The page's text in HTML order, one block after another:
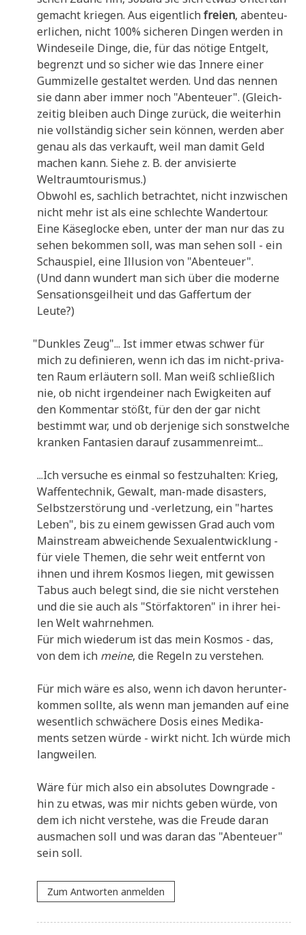
gemacht krie­gen. Aus eigent­lichfrei­en, aben­teu­
er­li­chen, nicht 100% siche­ren Din­gen wer­den in
Win­des­ei­le Din­ge, die, für das nöti­ge Ent­gelt,
begrenzt und so sicher wie das Inne­re einer
Gum­mi­zel­le gestal­tet wer­den. Und das nen­nen
sie dann aber immer noch "Aben­teu­er". (Gleich­
zei­tig blei­ben auch Din­ge zurück, die wei­ter­hin
nie voll­stän­dig sicher sein kön­nen, wer­den aber
genau als das ver­kauft, weil man damit Geld
machen kann. Sie­he z. B. der anvi­sier­te
Weltraumtourismus.)
Obwohl es, sach­lich betrach­tet, nicht inzwi­schen
nicht mehr ist als eine schlech­te Wan­der­tour.
Eine Käse­glocke eben, unter der man nur das zu
sehen bekom­men soll, was man sehen soll - ein
Schau­spiel, eine Illu­si­on von "Aben­teu­er".
(Und dann wun­dert man sich über die moder­ne
Sen­sa­ti­ons­geil­heit und das Gaf­fer­tum der
Leute?)
"Dunk­les Zeug"... Ist immer etwas schwer für
mich zu defi­nie­ren, wenn ich das im nicht-pri­va­
ten Raum erläu­tern soll. Man weiß schließ­lich
nie, ob nicht irgend­ei­ner nach Ewig­kei­ten auf
den Kom­men­tar stößt, für den der gar nicht
bestimmt war, und ob der­je­ni­ge sich sonst­wel­che
kran­ken Fan­ta­sien dar­auf zusammenreimt...
...Ich ver­su­che es ein­mal so fest­zu­hal­ten: Krieg,
Waf­fen­tech­nik, Gewalt, man-made dis­asters,
Selbst­zer­stö­rung und -ver­let­zung, ein "har­tes
Leben", bis zu einem gewis­sen Grad auch vom
Main­stream abwei­chen­de Sexu­al­ent­wick­lung -
für vie­le The­men, die sehr weit ent­fernt von
ihnen und ihrem Kos­mos lie­gen, mit gewis­sen
Tabus auch belegt sind, die sie nicht ver­ste­hen
und die sie auch als "Stör­fak­to­ren" in ihrer hei­
len Welt wahrnehmen.
Für mich wie­der­um ist das mein Kos­mos - das,
von dem ich mei­ne, die Regeln zu verstehen.
Für mich wäre es also, wenn ich davon her­un­ter­
kom­men soll­te, als wenn man jeman­den auf eine
wesent­lich schwä­che­re Dosis eines Medi­ka­
ments set­zen wür­de - wirkt nicht. Ich wür­de mich
langweilen.
Wäre für mich also ein abso­lu­tes Down­gra­de -
hin zu etwas, was mir nichts geben wür­de, von
dem ich nicht ver­ste­he, was die Freu­de dar­an
aus­ma­chen soll und was dar­an das "Aben­teu­er"
sein soll.
Zum Antworten anmelden